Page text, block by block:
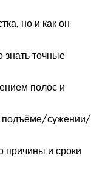
но и как он
знать точные
полос и
подъёме/сужении/
причины и сроки